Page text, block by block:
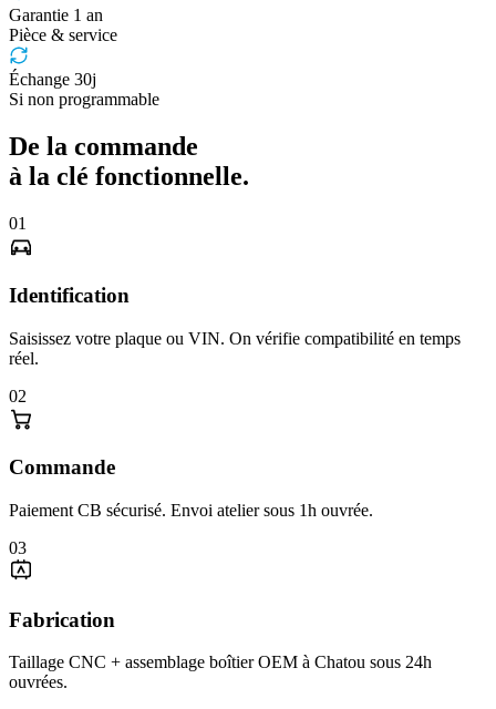
Garantie 1 an
Pièce & service
Échange 30j
Si non programmable
De la commande
à la clé fonctionnelle.
01
Identification
Saisissez votre plaque ou VIN. On vérifie compatibilité en temps
réel.
02
Commande
Paiement CB sécurisé. Envoi atelier sous 1h ouvrée.
03
Fabrication
Taillage CNC + assemblage boîtier OEM à Chatou sous 24h
ouvrées.